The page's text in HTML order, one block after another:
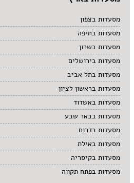
מסעדות בצפון
מסעדות בחיפה
מסעדות בשרון
מסעדות בירושלים
מסעדות בתל אביב
מסעדות בראשון לציון
מסעדות באשדוד
מסעדות בבאר שבע
מסעדות בדרום
מסעדות באילת
מסעדות בקיסריה
מסעדות בפתח תקווה